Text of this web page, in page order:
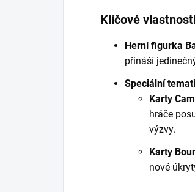
Klíčové
Herní figurka
přináší
Speciální
Karty
hráče
výzvy.
Karty
nové